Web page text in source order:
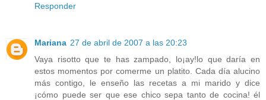
Responder
Mariana 27 de abril de 2007 a las 20:23
Vaya risotto que te has zampado, lo¡ay!lo que daría en
estos momentos por comerme un platito. Cada día alucino
más contigo, le enseño las recetas a mi marido y dice
¡cómo puede ser que ese chico sepa tanto de cocina! él